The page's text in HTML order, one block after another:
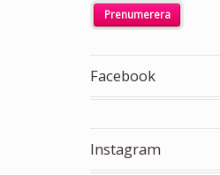
Facebook
Instagram